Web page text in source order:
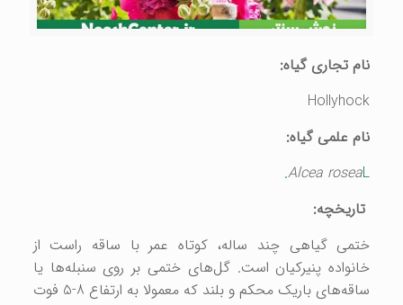
نام تجاری گیاه:
Hollyhock
نام علمی گیاه:
Alcea roseaL.
تاریخچه:
ختمی گیاهی چند ساله، کوتاه عمر با ساقه راست از
خانواده پنیرکیان است. گل‌های ختمی بر روی سنبله‌ها یا
ساقه‌های باریک محکم و بلند که معمولا به ارتفاع 8-5 فوت